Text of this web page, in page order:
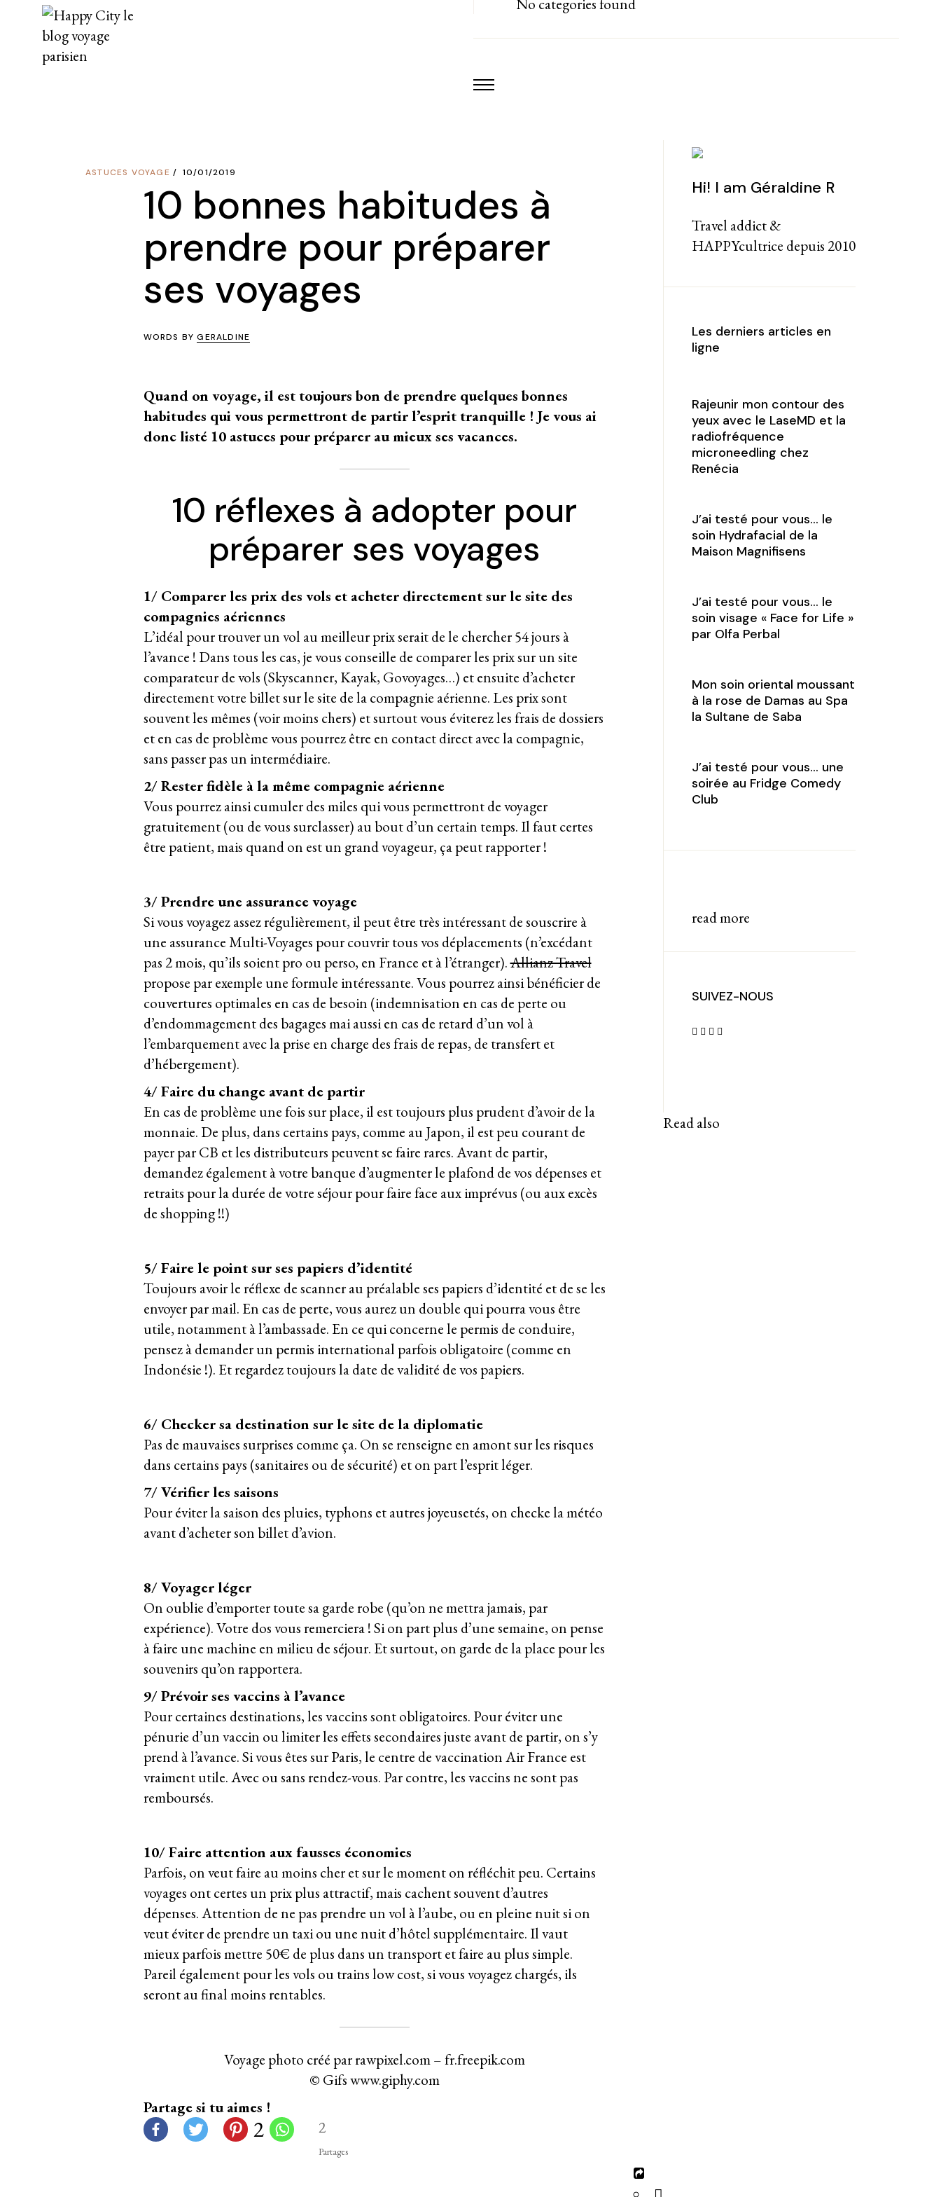
content
No categories found
ASTUCES VOYAGE 10/01/2019
10 bonnes habitudes à
prendre pour préparer
ses voyages
WORDS BYGERALDINE
Quand on voyage, il est toujours bon de prendre quelques bonnes
habitudes qui vous permettront de partir l’esprit tranquille ! Je vous ai
donc listé 10 astuces pour préparer au mieux ses vacances.
10 réflexes à adopter pour
préparer ses voyages
1/ Comparer les prix des vols et acheter directement sur le site des
compagnies aériennes
L’idéal pour trouver un vol au meilleur prix serait de le chercher 54 jours à
l’avance ! Dans tous les cas, je vous conseille de comparer les prix sur un site
comparateur de vols (Skyscanner, Kayak, Govoyages…) et ensuite d’acheter
directement votre billet sur le site de la compagnie aérienne. Les prix sont
souvent les mêmes (voir moins chers) et surtout vous éviterez les frais de dossiers
et en cas de problème vous pourrez être en contact direct avec la compagnie,
sans passer pas un intermédiaire.
2/ Rester fidèle à la même compagnie aérienne
Vous pourrez ainsi cumuler des miles qui vous permettront de voyager
gratuitement (ou de vous surclasser) au bout d’un certain temps. Il faut certes
être patient, mais quand on est un grand voyageur, ça peut rapporter !
3/ Prendre une assurance voyage
Si vous voyagez assez régulièrement, il peut être très intéressant de souscrire à
une assurance Multi-Voyages pour couvrir tous vos déplacements (n’excédant
pas 2 mois, qu’ils soient pro ou perso, en France et à l’étranger).Allianz Travel
propose par exemple une formule intéressante. Vous pourrez ainsi bénéficier de
couvertures optimales en cas de besoin (indemnisation en cas de perte ou
d’endommagement des bagages mai aussi en cas de retard d’un vol à
l’embarquement avec la prise en charge des frais de repas, de transfert et
d’hébergement).
4/ Faire du change avant de partir
En cas de problème une fois sur place, il est toujours plus prudent d’avoir de la
monnaie. De plus, dans certains pays, comme au Japon, il est peu courant de
payer par CB et les distributeurs peuvent se faire rares. Avant de partir,
demandez également à votre banque d’augmenter le plafond de vos dépenses et
retraits pour la durée de votre séjour pour faire face aux imprévus (ou aux excès
de shopping !!)
5/ Faire le point sur ses papiers d’identité
Toujours avoir le réflexe de scanner au préalable ses papiers d’identité et de se les
envoyer par mail. En cas de perte, vous aurez un double qui pourra vous être
utile, notamment à l’ambassade. En ce qui concerne le permis de conduire,
pensez à demander un permis international parfois obligatoire (comme en
Indonésie !). Et regardez toujours la date de validité de vos papiers.
6/ Checker sa destination sur le site de la diplomatie
Pas de mauvaises surprises comme ça. On se renseigne en amont sur lesrisques
dans certains pays (sanitaires ou de sécurité) et on part l’esprit léger.
7/ Vérifier les saisons
Pour éviter la saison des pluies, typhons et autres joyeusetés, on checke la météo
avant d’acheter son billet d’avion.
8/ Voyager léger
On oublie d’emporter toute sa garde robe (qu’on ne mettra jamais, par
expérience). Votre dos vous remerciera ! Si on part plus d’une semaine, on pense
à faire une machine en milieu de séjour. Et surtout, on garde de la place pour les
souvenirs qu’on rapportera.
9/ Prévoir ses vaccins à l’avance
Pour certaines destinations, les vaccins sont obligatoires. Pour éviter une
pénurie d’un vaccin ou limiter les effets secondaires juste avant de partir, on s’y
prend à l’avance. Si vous êtes sur Paris, le centre de vaccination Air France est
vraiment utile. Avec ou sans rendez-vous. Par contre, les vaccins ne sont pas
remboursés.
10/ Faire attention aux fausses économies
Parfois, on veut faire au moins cher et sur le moment on réfléchit peu. Certains
voyages ont certes un prix plus attractif, mais cachent souvent d’autres
dépenses. Attention de ne pas prendre un vol à l’aube, ou en pleine nuit si on
veut éviter de prendre un taxi ou une nuit d’hôtel supplémentaire. Il vaut
mieux parfois mettre 50€ de plus dans un transport et faire au plus simple.
Pareil également pour les vols ou trains low cost, si vous voyagez chargés, ils
seront au final moins rentables.
Voyage photo créé par rawpixel.com – fr.freepik.com
© Gifs www.giphy.com
Partage si tu aimes !
2 2
Partages
Hi! I am Géraldine R
Travel addict &
HAPPYcultrice depuis 2010
Les derniers articles en
ligne
Rajeunir mon contour des
yeux avec le LaseMD et la
radiofréquence
microneedling chez
Renécia
J’ai testé pour vous… le
soin Hydrafacial de la
Maison Magnifisens
J’ai testé pour vous… le
soin visage « Face for Life »
par Olfa Perbal
Mon soin oriental moussant
à la rose de Damas au Spa
la Sultane de Saba
J’ai testé pour vous… une
soirée au Fridge Comedy
Club
read more
SUIVEZ-NOUS
Read also